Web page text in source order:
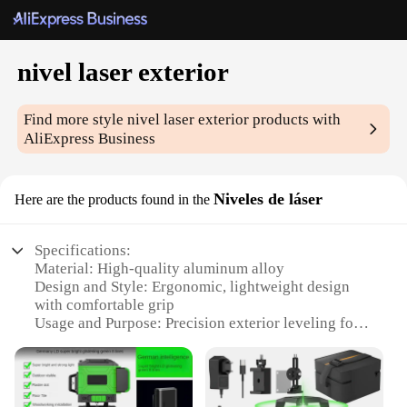
nivel laser exterior
Find more stylenivel laser exterior products with
AliExpress Business
Here are the products found in the Niveles de láser
Specifications:
Material: High-quality aluminum alloy
Design and Style: Ergonomic, lightweight design
with comfortable grip
Usage and Purpose: Precision exterior leveling for
Performance and Property: Advanced laser
technology for accurate measurements
Parts and Accessories: Includes tripod mount for